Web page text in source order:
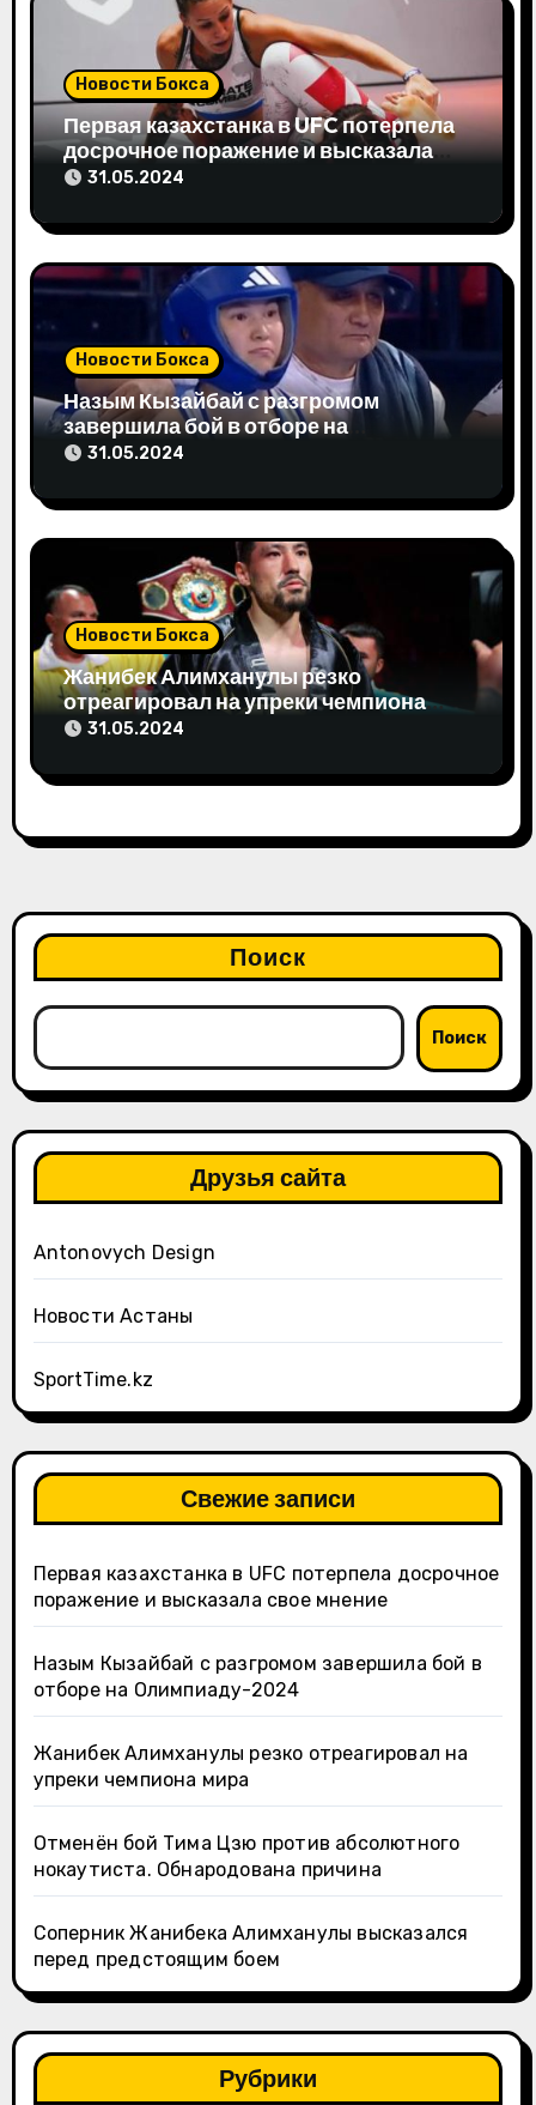
з
а
п
и
с
м
Новости Бокса
Первая казахстанка в UFC потерпела
досрочное поражение и высказала
свое мнение
31.05.2024
Новости Бокса
Назым Кызайбай с разгромом
завершила бой в отборе на
Олимпиаду-2024
31.05.2024
Новости Бокса
Жанибек Алимханулы резко
отреагировал на упреки чемпиона
мира
31.05.2024
Поиск
Поиск
Друзья сайта
Antonovych Design
Новости Астаны
SportTime.kz
Свежие записи
Первая казахстанка в UFC потерпела досрочное
поражение и высказала свое мнение
Назым Кызайбай с разгромом завершила бой в
отборе на Олимпиаду-2024
Жанибек Алимханулы резко отреагировал на
упреки чемпиона мира
Отменён бой Тима Цзю против абсолютного
нокаутиста. Обнародована причина
Соперник Жанибека Алимханулы высказался
перед предстоящим боем
Рубрики